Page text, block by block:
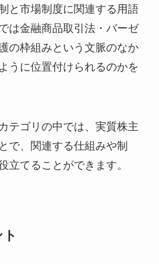
と市場制度に関連する用語
は金融商品取引法・バーゼ
の枠組みという文脈のなか
うに位置付けられるのかを
テゴリの中では、実質株主
で、関連する仕組みや制
立てることができます。